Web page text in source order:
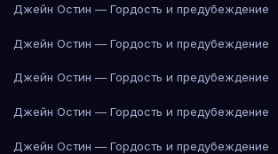
Джейн Остин — Гордость и предубеждение
Джейн Остин — Гордость и предубеждение
Джейн Остин — Гордость и предубеждение
Джейн Остин — Гордость и предубеждение
Джейн Остин — Гордость и предубеждение